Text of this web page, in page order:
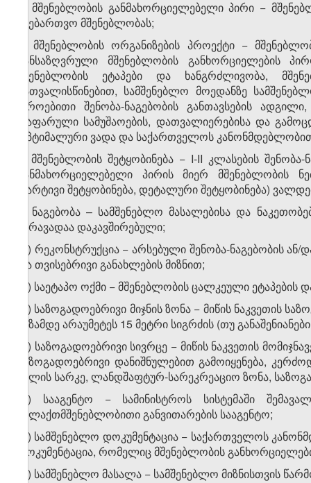
ჭ) მშენებლობის განმახორციელებელი პირი −
უნებართვო მშენებლობას;
ხ) მშენებლობის ორგანიზების პროექტი −
განსაზღვრული მშენებლობის განხორციელების
მშენებლობის ეტაპები და ხანგრძლივობა,
გათვალისწინებით, სამშენებლო მოედანზე
დროებითი შენობა-ნაგებობის განთავსების
დაფარული სამუშაოების, დათვალიერებისა და
ოპტიმალური ვადა და საქართველოს
ჯ) მშენებლობის შეტყობინება − I-II კლასების
განმახორციელებელი პირის მიერ მშენებლობის
(მარტივი შეტყობინება, დეტალური შეტყობინება)
ჰ) ნაგებობა – სამშენებლო მასალებისა და
უძრავადაა დაკავშირებული;
) რეკონსტრუქცია − არსებული შენობა-ნაგებობის
და თვისებრივი განახლების მიზნით;
) საეტაპო ოქმი − მშენებლობის ცალკეული ეტაპების
) საზოგადოებრივი მიჯნის ზონა − მიწის ნაკვეთის
ხაზამდე არაუმეტეს 15 მეტრი სიგრძის (თუ
) საზოგადოებრივი სივრცე − მიწის ნაკვეთის
საზოგადოებრივი დანიშნულებით გამოიყენება,
წყლის სარკე, ლანდშაფტურ-სარეკრეაციო ზონა,
) სააგენტო − სამინისტროს სისტემაში
ქალაქთმშენებლობითი განვითარების სააგენტო;
) სამშენებლო დოკუმენტაცია − საქართველოს
დოკუმენტაცია, რომელიც მშენებლობის
) სამშენებლო მასალა − სამშენებლო მიზნისთვის